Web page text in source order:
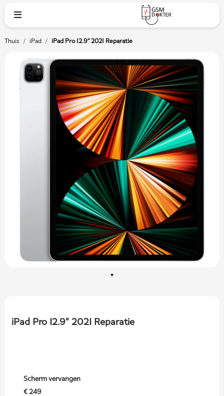
Thuis / iPad / iPad Pro 12.9" 2021 Reparatie
iPad Pro 12.9" 2021 Reparatie
Scherm vervangen
€ 249